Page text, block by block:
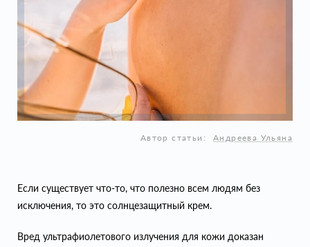
Автор статьи: Андреева Ульяна
Если существует что-то, что полезно всем людям без
исключения, то это солнцезащитный крем.
Вред ультрафиолетового излучения для кожи доказан